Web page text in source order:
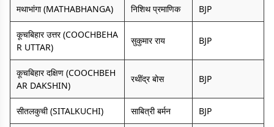
मथाभांगा (MATHABHANGA) निशिथ प्रमाणिक BJP
कूचबिहार उत्तर (COOCHBEHA
R UTTAR)
सुकुमार राय BJP
कूचबिहार दक्षिण (COOCHBEH
AR DAKSHIN)
रथींद्र बोस BJP
सीतलकुची (SITALKUCHI) साबित्री बर्मन BJP